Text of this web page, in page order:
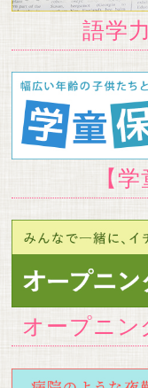
語学
【
オープニン